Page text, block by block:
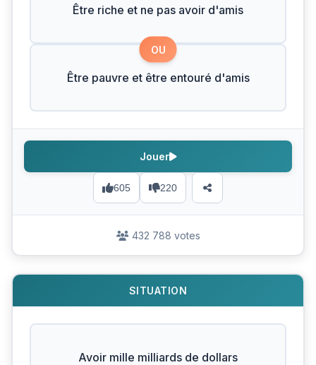
Être riche et ne pas avoir d'amis
OU
Être pauvre et être entouré d'amis
605 220
Jouer
432 788 votes
SITUATION
Avoir mille milliards de dollars